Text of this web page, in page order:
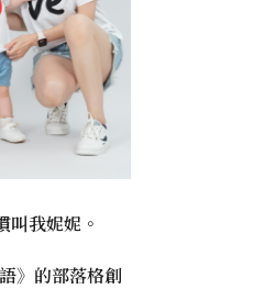
我妮妮。
》的部落格創